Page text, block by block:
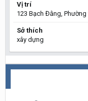
Vị trí
123 Bạch Đằng, Phường
Sở thích
xây dựng